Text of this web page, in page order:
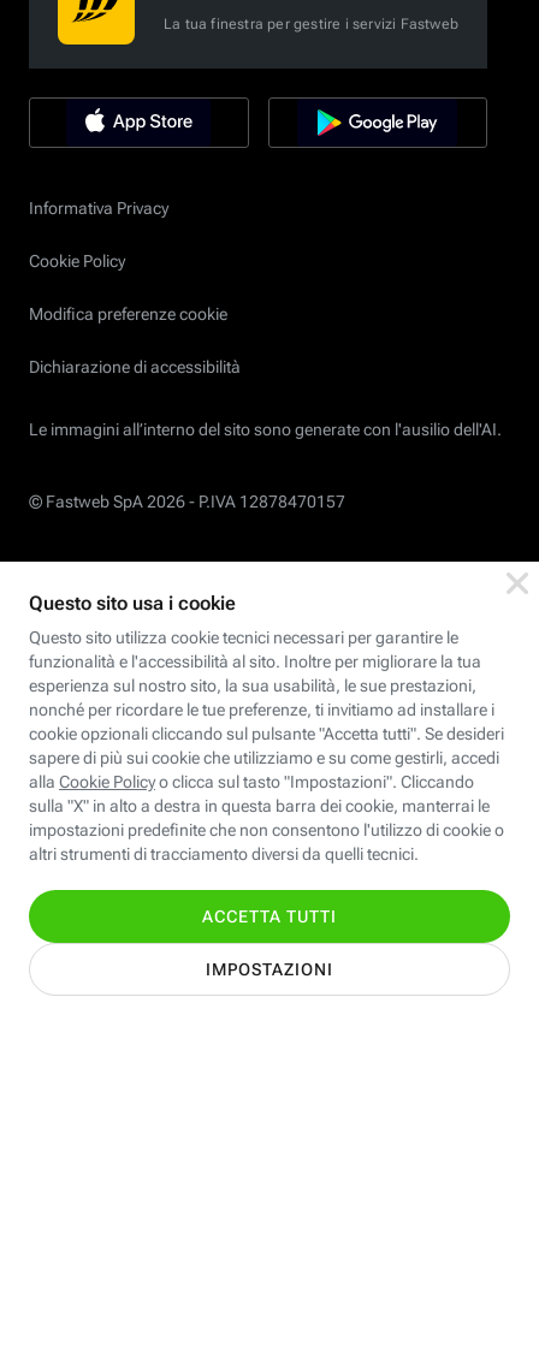
La tua finestra per gestire i servizi Fastweb
Informativa Privacy
Cookie Policy
Modifica preferenze cookie
Dichiarazione di accessibilità
Le immagini all’interno del sito sono generate con l'ausilio dell'AI.
© Fastweb SpA 2026 - P.IVA 12878470157